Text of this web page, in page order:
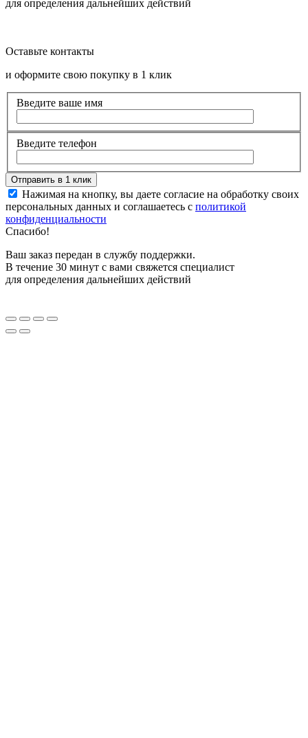
для определения дальнейших действий
Оставьте контакты
и оформите свою покупку в 1 клик
Введите ваше имя
Введите телефон
Нажимая на кнопку, вы даете согласие на обработку своих
персональных данных и соглашаетесь с политикой
конфиденциальности
Спасибо!
Ваш заказ передан в службу поддержки.
В течение 30 минут с вами свяжется специалист
для определения дальнейших действий